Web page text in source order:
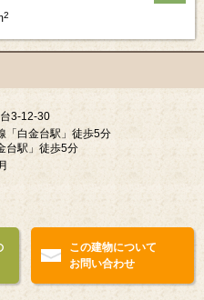
2
3-12-30
「白金台駅」徒歩5分
台駅」徒歩5分
この建物について
お問い合わせ